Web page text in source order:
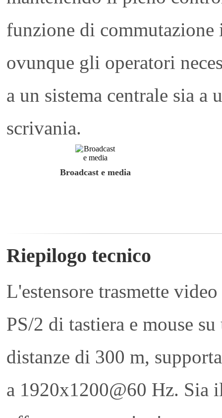
funzione di
ovunque gli operatori
a un sistema centrale sia a
scrivania.
Broadcast e media
Riepilogo tecnico
L'estensore trasmette
PS/2 di tastiera e mouse
distanze di 300 m,
a 1920x1200@60 Hz. Sia